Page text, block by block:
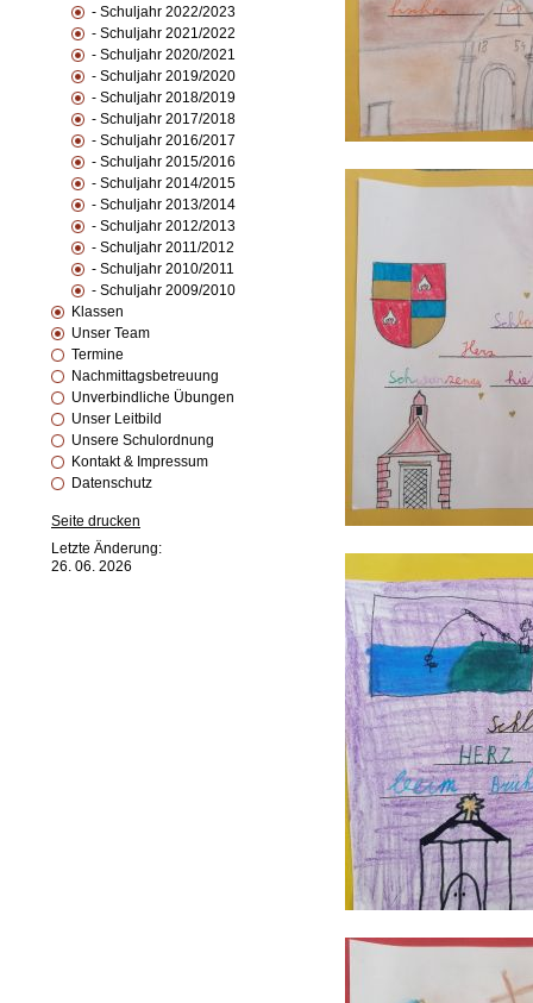
- Schuljahr 2022/2023
- Schuljahr 2021/2022
- Schuljahr 2020/2021
- Schuljahr 2019/2020
- Schuljahr 2018/2019
- Schuljahr 2017/2018
- Schuljahr 2016/2017
- Schuljahr 2015/2016
- Schuljahr 2014/2015
- Schuljahr 2013/2014
- Schuljahr 2012/2013
- Schuljahr 2011/2012
- Schuljahr 2010/2011
- Schuljahr 2009/2010
Klassen
Unser Team
Termine
Nachmittagsbetreuung
Unverbindliche Übungen
Unser Leitbild
Unsere Schulordnung
Kontakt & Impressum
Datenschutz
Seite drucken
Letzte Änderung:
26. 06. 2026